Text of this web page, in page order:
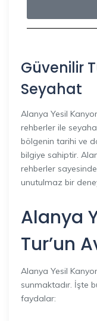
Güvenilir
Seyahat
Alanya Yesil
rehberler ile
bölgenin tarihi ve
bilgiye sahiptir.
rehberler
unutulmaz bir
Alanya
Tur’un
Alanya Yesil
sunmaktadır. İşte
faydalar: